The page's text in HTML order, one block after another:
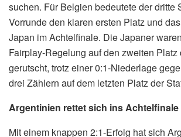
suchen. Für Belgien bedeutete der dritte
Vorrunde den klaren ersten Platz und
Japan im Achtelfinale. Die Japaner
Fairplay-Regelung auf den zweiten Platz
gerutscht, trotz einer 0:1-Niederlage
drei Zählern auf dem letzten Platz der
Argentinien rettet sich ins Achtelfinale
Mit einem knappen 2:1-Erfolg hat sich